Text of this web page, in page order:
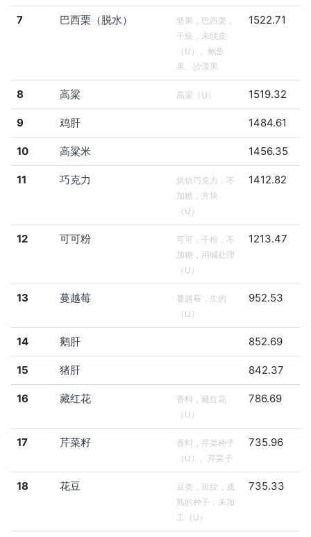
7 巴西栗（脱水）
坚果，巴西栗，
干燥，未脱皮
（U）、鲍鱼
果、沙漠果
1522.71
8 高粱 高粱（U） 1519.32
9 鸡肝 1484.61
10 高粱米 1456.35
11 巧克力
烘焙巧克力，不
加糖，方块
（U）
1412.82
12 可可粉
可可，干粉，不
加糖，用碱处理
（U）
1213.47
13 蔓越莓
蔓越莓，生的
（U）
952.53
14 鹅肝 852.69
15 猪肝 842.37
16 藏红花
香料，藏红花
（U）
786.69
17 芹菜籽
香料，芹菜种子
（U）、芹菜子
735.96
18 花豆
豆类，斑纹，成
熟的种子，未加
工（U）
735.33